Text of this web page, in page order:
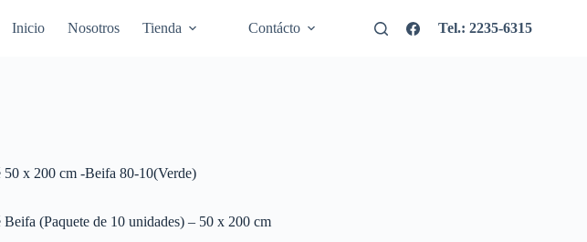
Inicio Nosotros Tienda Contácto Tel.: 2235-6315
50 x 200 cm -Beifa 80-10(Verde)
Beifa (Paquete de 10 unidades) – 50 x 200 cm